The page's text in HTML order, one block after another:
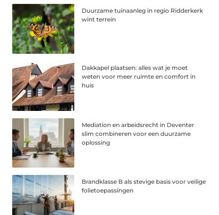
Duurzame tuinaanleg in regio Ridderkerk
wint terrein
Dakkapel plaatsen: alles wat je moet
weten voor meer ruimte en comfort in
huis
Mediation en arbeidsrecht in Deventer
slim combineren voor een duurzame
oplossing
Brandklasse B als stevige basis voor veilige
folietoepassingen